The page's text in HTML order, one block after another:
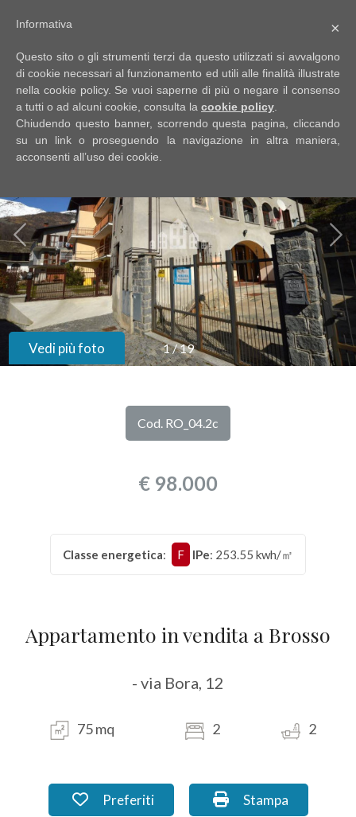
1/19
Vedi più foto
Cod. RO_04.2c
€ 98.000
Classe energetica: F IPe: 253.55 kwh/㎡
Appartamento in vendita a Brosso
- via Bora, 12
75 mq 2 2
Preferiti: Cod. RO_04.2c
Preferiti Stampa: Cod.
Stampa
EN
HOME
SIAMO
IMMOBILI
SERVIZI
DICONO
CONTATTI
Contratto
Qualsiasi
Vendita
Affitto
Scegli
dove
cercare
Industriali
×
Informativa
Questo sito o gli strumenti terzi da questo utilizzati si avvalgono
di cookie necessari al funzionamento ed utili alle finalità illustrate
nella cookie policy. Se vuoi saperne di più o negare il consenso
a tutti o ad alcuni cookie, consulta la cookie policy
Chiudendo questo banner, scorrendo questa pagina, cliccando
su un link o proseguendo la navigazione in altra maniera,
acconsenti all’uso dei cookie.